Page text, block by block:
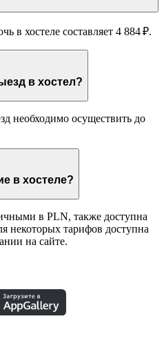
в хостеле составляет 4 884 ₽.
В какое время заезд и выезд в хостел?
необходимо осуществить до
Как оплатить проживание в хостеле?
в PLN, также доступна
некоторых тарифов доступна
на сайте.